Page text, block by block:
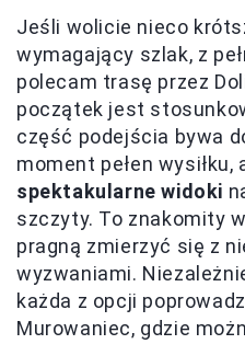
Jeśli wolicie nieco
wymagający szlak, z
polecam trasę przez
początek jest
część podejścia bywa
moment pełen
spektakularne widoki
szczyty. To znakomity
pragną zmierzyć się z
wyzwaniami.
każda z opcji
Murowaniec, gdzie